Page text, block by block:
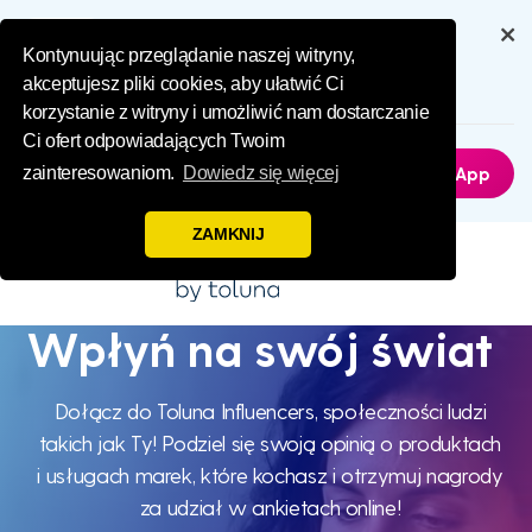
Kontynuując przeglądanie naszej witryny,
akceptujesz pliki cookies, aby ułatwić Ci
korzystanie z witryny i umożliwić nam dostarczanie
Ci ofert odpowiadających Twoim
zainteresowaniom. Dowiedz się więcej
ZAMKNIJ
Influence Your
our app
6.5MDownloads
Not Now Get The App
Wpłyń na
swój świat
Wpłyń na swój świat
Dołącz do Toluna Influencers, społeczności ludzi
takich jak Ty! Podziel się swoją opinią o produktach
i usługach marek, które kochasz i otrzymuj nagrody
za udział w ankietach online!